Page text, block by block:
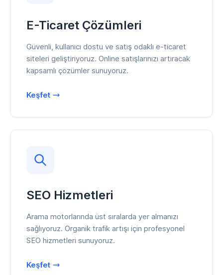
E-Ticaret Çözümleri
Güvenli, kullanıcı dostu ve satış odaklı e-ticaret
siteleri geliştiriyoruz. Online satışlarınızı artıracak
kapsamlı çözümler sunuyoruz.
Keşfet
SEO Hizmetleri
Arama motorlarında üst sıralarda yer almanızı
sağlıyoruz. Organik trafik artışı için profesyonel
SEO hizmetleri sunuyoruz.
Keşfet